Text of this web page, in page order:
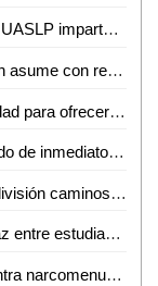
"Del huerto a la mesa": Agenda Ambiental UASLP imparte talleres de sustentabilidad y alimentación consciente
Nueva titular de la secretaría de educación asume con responsabilidad y compromiso
Avanza digitalización de catastro en Soledad para ofrecer trámites más rápidos a la ciudadanía
Socavón en puente de Soledad fue atendido de inmediato y no representa riesgo: SEDUVOP
Edwin cumple un nuevo sueño junto a la división caminos de la Guardia Civil estatal
Guardia Civil estatal impulsa cultura de paz entre estudiantes de la huasteca
Coordinan estrategia en Ciudad Valles contra narcomenudeo y extorsión